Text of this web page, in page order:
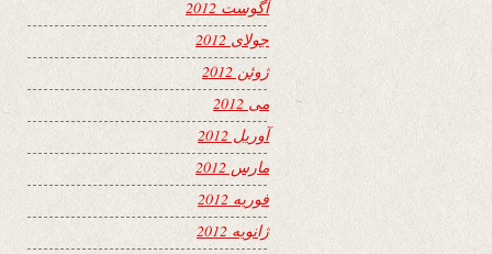
آگوست 2012
جولای 2012
ژوئن 2012
می 2012
آوریل 2012
مارس 2012
فوریه 2012
ژانویه 2012